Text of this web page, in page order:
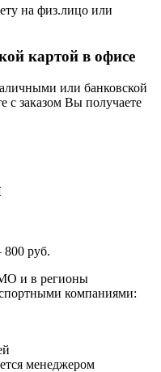
на физ.лицо или
картой в офисе
или банковской
с заказом Вы получаете
800 руб.
и в регионы
компаниями:
менеджером